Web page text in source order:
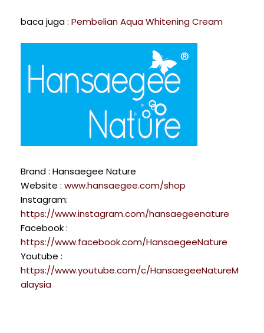
baca juga : Pembelian Aqua Whitening Cream
Brand : Hansaegee Nature
Website : www.hansaegee.com/shop
Instagram:
https://www.instagram.com/hansaegeenature
Facebook :
https://www.facebook.com/HansaegeeNature
Youtube :
https://www.youtube.com/c/HansaegeeNatureM
alaysia